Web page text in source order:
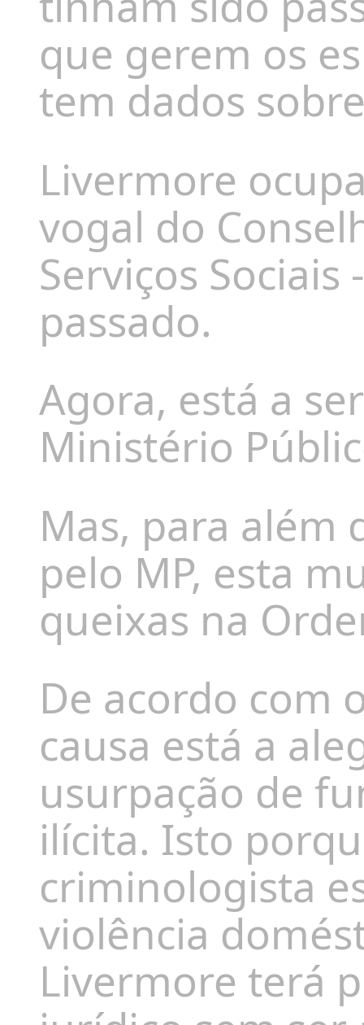
que gerem os
tem dados
Livermore
vogal do
Serviços
passado.
Agora, está a
Ministério
Mas, para além
pelo MP, esta
queixas na
De acordo com
causa está a
usurpação de
ilícita. Isto
criminologista
violência
Livermore terá